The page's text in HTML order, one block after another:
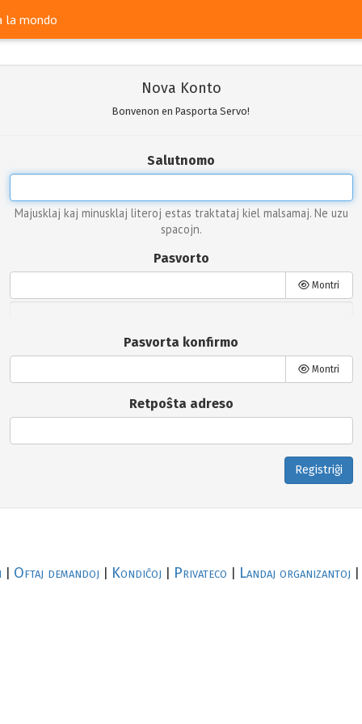
la mondo
Nova Konto
Bonvenon en Pasporta Servo!
Salutnomo
Majusklaj kaj minusklaj literoj estas traktataj kiel malsamaj. Ne uzu
spacojn.
Pasvorto
Montri
Pasvorta konfirmo
Montri
Retpoŝta adreso
Registriĝi
Oftaj demandoj Kondiĉoj Privateco Landaj organizantoj